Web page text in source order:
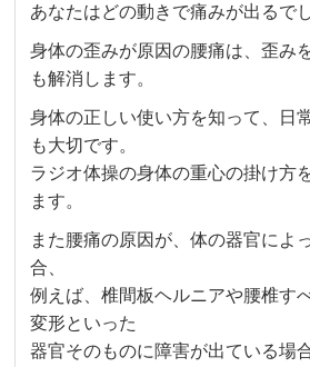
あなたはどの動きで痛みが出るで
身体の歪みが原因の腰痛は、歪み
も解消します。
身体の正しい使い方を知って、日
も大切です。
ラジオ体操の身体の重心の掛け方
ます。
また腰痛の原因が、体の器官によ
合、
例えば、椎間板ヘルニアや腰椎す
変形といった
器官そのものに障害が出ている場